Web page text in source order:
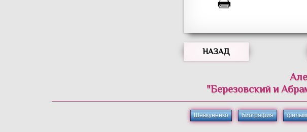
НАЗАД
"Березовский и
Шевкуненко биография